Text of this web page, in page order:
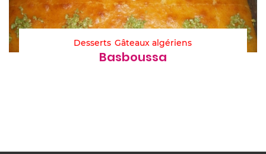
Desserts Gâteaux algériens
Basboussa